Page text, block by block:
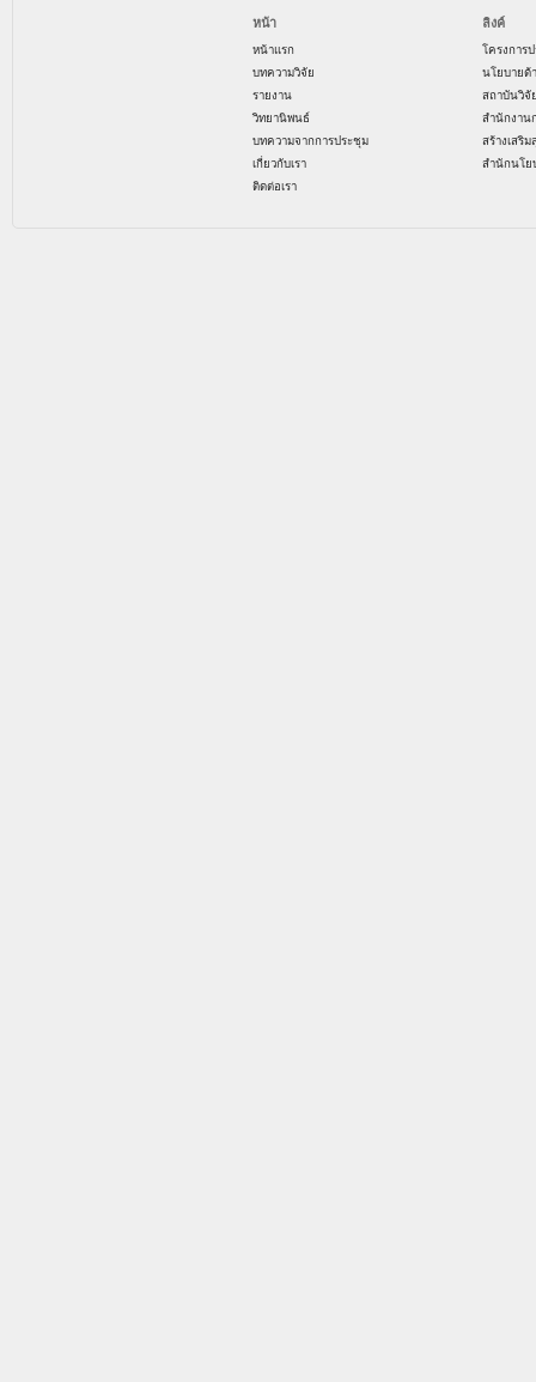
หน้า
หน้าแรก
บทความวิจัย
รายงาน
วิทยานิพนธ์
บทความจากการประชุม
เกี่ยวกับเรา
ติดต่อเรา
ลิงค์
โครงการ
นโยบายด้
สถาบันวิจั
สำนักงาน
สร้างเสริ
สำนักนโย